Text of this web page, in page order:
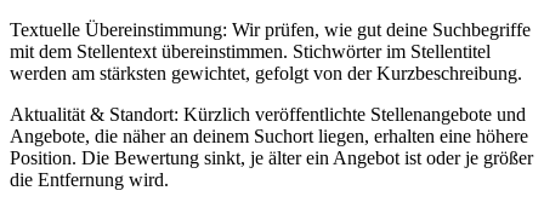
Textuelle Übereinstimmung: Wir prüfen, wie gut deine Suchbegriffe
mit dem Stellentext übereinstimmen. Stichwörter im Stellentitel
werden am stärksten gewichtet, gefolgt von der Kurzbeschreibung.
Aktualität & Standort: Kürzlich veröffentlichte Stellenangebote und
Angebote, die näher an deinem Suchort liegen, erhalten eine höhere
Position. Die Bewertung sinkt, je älter ein Angebot ist oder je größer
die Entfernung wird.